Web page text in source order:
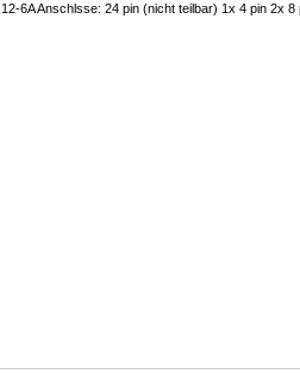
6A Anschlsse: 24 pin (nicht teilbar) 1x 4 pin 2x